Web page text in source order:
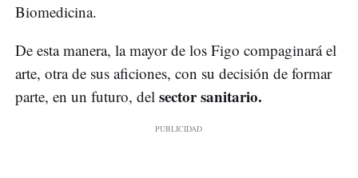
Biomedicina.
De esta manera, la mayor de los Figo compaginará el
arte, otra de sus aficiones, con su decisión de formar
parte, en un futuro, del sector sanitario.